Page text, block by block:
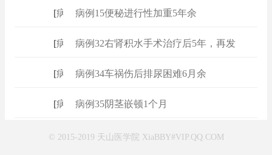
病例 ]病例15便秘进行性加重5年余
病例 ]病例32右肾积水手术治疗后5年，再发
病例 ]病例34车祸伤后排尿困难6月余
病例 ]病例35阴茎嵌顿1个月
© 2015-2019 天山医学院 XiaBBY#VIP.QQ.COM